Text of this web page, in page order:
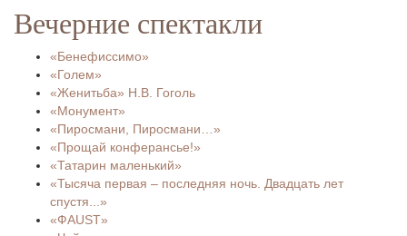
Вечерние спектакли
«Бенефиссимо»
«Голем»
«Женитьба» Н.В. Гоголь
«Монумент»
«Пиросмани, Пиросмани…»
«Прощай конферансье!»
«Татарин маленький»
«Тысяча первая – последняя ночь. Двадцать лет
спустя...»
«ФAUST»